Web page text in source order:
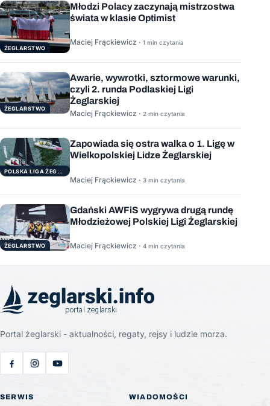
ŻEGLARSTWO
Młodzi Polacy zaczynają mistrzostwa
świata w klasie Optimist
Maciej Frąckiewicz · 1 min czytania
ŻEGLARSTWO
Awarie, wywrotki, sztormowe warunki,
czyli 2. runda Podlaskiej Ligi
Żeglarskiej
Maciej Frąckiewicz · 2 min czytania
POLSKA LIGA ŻEGLARSKA
Zapowiada się ostra walka o 1. Ligę w
Wielkopolskiej Lidze Żeglarskiej
Maciej Frąckiewicz · 3 min czytania
ŻEGLARSTWO
Gdański AWFiS wygrywa drugą rundę
Młodzieżowej Polskiej Ligi Żeglarskiej
Maciej Frąckiewicz · 4 min czytania
Portal żeglarski - aktualności, regaty, rejsy i ludzie morza.
SERWIS WIADOMOŚCI